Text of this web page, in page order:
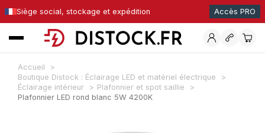
Siège social, stockage et expédition Accès PRO
Accueil
Boutique Distock : Éclairage LED et matériel électrique
Éclairage intérieur
Plafonnier et spot saillie
Plafonnier LED rond blanc 5W 4200K